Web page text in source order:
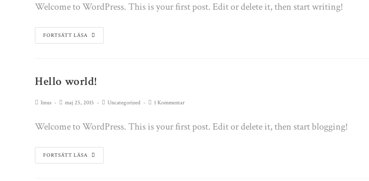
Welcome to WordPress. This is your first post. Edit or delete it, then start writing!
FORTSÄTT LÄSA
Hello world!
linus maj 25, 2015 Uncategorized 1 Kommentar
Welcome to WordPress. This is your first post. Edit or delete it, then start blogging!
FORTSÄTT LÄSA